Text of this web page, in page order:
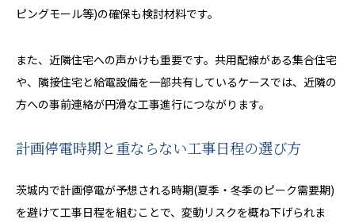
ピングモール等)の確保も検討材料です。
また、近隣住宅への声かけも重要です。共用配線がある集合住宅
や、隣接住宅と給電設備を一部共有しているケースでは、近隣の
方への事前連絡が円滑な工事進行につながります。
計画停電時期と重ならない工事日程の選び方
茨城内で計画停電が予想される時期(夏季・冬季のピーク需要期)
を避けて工事日程を組むことで、変動リスクを概ね下げられま